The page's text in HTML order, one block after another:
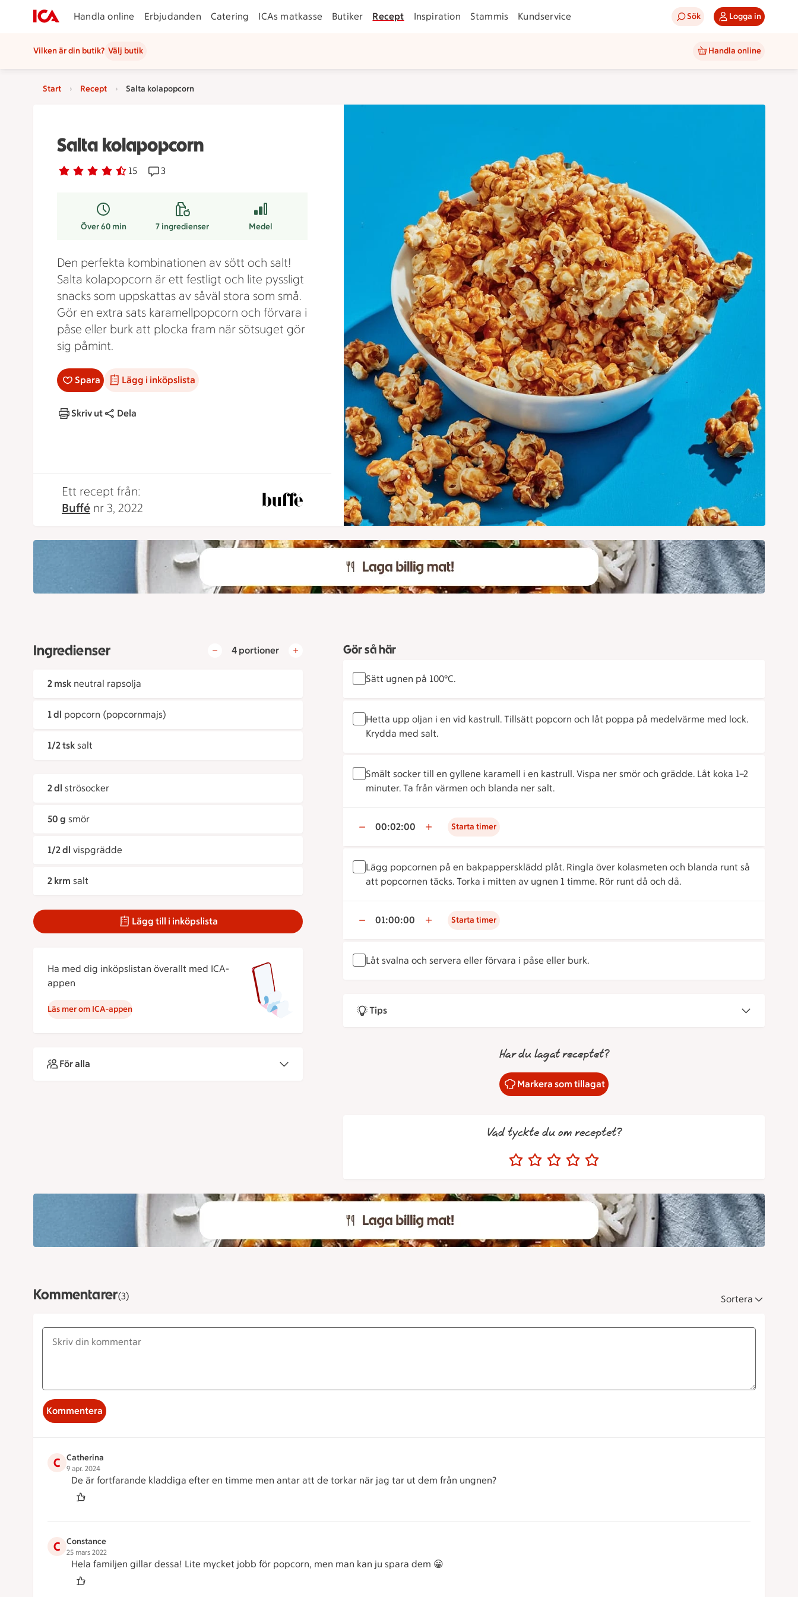
Handla online Erbjudanden Catering ICAs matkasse Butiker Recept Inspiration Stammis Kundservice Sök Logga in
Vilken är din butik? Välj butik Handla online
Start Recept Salta kolapopcorn
Salta kolapopcorn
Betyg 4.7 av 5. 15
15 personer har röstatReceptet har 3 kommentarer
3
Över 60 min 7ingredienser Medel
Den perfekta kombinationen av sött och salt!
Salta kolapopcorn är ett festligt och lite pyssligt
snacks som uppskattas av såväl stora som små.
Gör en extra sats karamellpopcorn och förvara i
påse eller burk att plocka fram när sötsuget gör
sig påmint.
Spara Lägg i inköpslista
Skriv ut Dela
Ett recept från:
Buffé nr 3, 2022
Ingredienser 4 portioner
2 msk neutral rapsolja
1 dl popcorn (popcornmajs)
1/2 tsk salt
2 dl strösocker
50 g smör
1/2 dl vispgrädde
2 krm salt
Lägg till i inköpslista
Ha med dig inköpslistan överallt med ICA-
appen
Läs mer om ICA-appen
För alla
Gör så här
Sätt ugnen på 100°C.
Hetta upp oljan i en vid kastrull. Tillsätt popcorn och låt poppa på medelvärme med lock.
Krydda med salt.
Smält socker till en gyllene karamell i en kastrull. Vispa ner smör och grädde. Låt koka 1–2
minuter. Ta från värmen och blanda ner salt.
00:02:00 Starta timer
Lägg popcornen på en bakpappersklädd plåt. Ringla över kolasmeten och blanda runt så
att popcornen täcks. Torka i mitten av ugnen 1 timme. Rör runt då och då.
01:00:00 Starta timer
Låt svalna och servera eller förvara i påse eller burk.
Tips
Har du lagat receptet?
Markera som tillagat
Vad tyckte du om receptet?
Kommentarer(3) Sortera
Kommentera
C Catherina
9 apr. 2024
De är fortfarande kladdiga efter en timme men antar att de torkar när jag tar ut dem från ungnen?
C Constance
25 mars 2022
Hela familjen gillar dessa! Lite mycket jobb för popcorn, men man kan ju spara dem 😀